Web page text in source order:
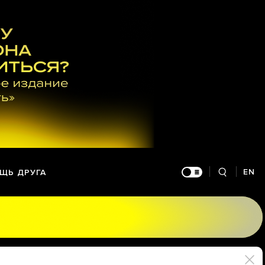
ДРУГА EN